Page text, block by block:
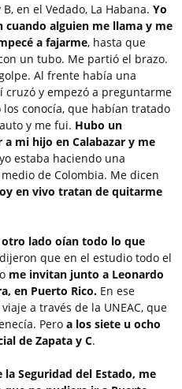
en el Vedado, La Habana. Yo
cuando alguien me llama y me
a fajarme, hasta que
un tubo. Me partió el brazo.
Al frente había una
cruzó y empezó a preguntarme
conocía, que habían tratado
y me fui. Hubo un
mi hijo en Calabazar y me
estaba haciendo una
de Colombia. Me dicen
en vivo tratan de quitarme
lado oían todo lo que
que en el estudio todo el
me invitan junto a Leonardo
en Puerto Rico. En ese
a través de la UNEAC, que
Pero a los siete u ocho
de Zapata y C.
la Seguridad del Estado, me